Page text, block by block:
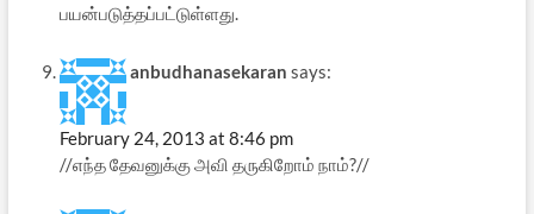
பயன்படுத்தப்பட்டுள்ளது.
anbudhanasekaran says:
February 24, 2013 at 8:46 pm
//எந்த தேவனுக்கு அவி தருகிறோம் நாம்?//